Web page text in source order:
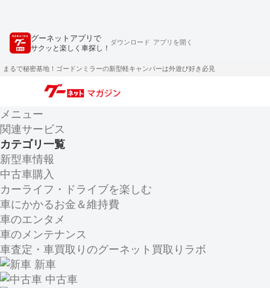
グーネットアプリで
サクッと楽しく車探し！
ダウンロード アプリを開く
まるで秘密基地！ゴードンミラーの新型軽キャンパーは外遊び好き必見
メニュー
関連サービス
カテゴリ一覧
新型車情報
中古車購入
カーライフ・ドライブを楽しむ
車にかかるお金＆維持費
車のエンタメ
車のメンテナンス
車査定・車買取りのグーネット買取りラボ
新車
中古車